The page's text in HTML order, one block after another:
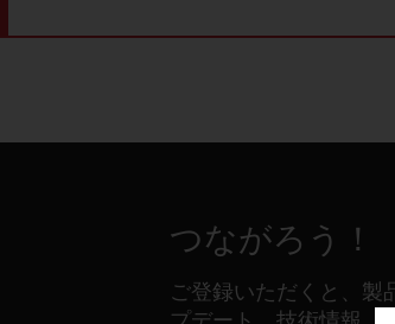
つながろう！
ご登録いただくと、製